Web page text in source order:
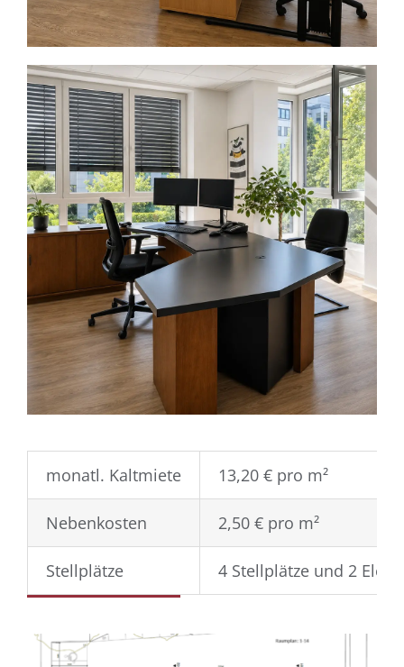
monatl. Kaltmiete 13,20 € pro m²
Nebenkosten 2,50 € pro m²
Stellplätze 4 Stellplätze und 2